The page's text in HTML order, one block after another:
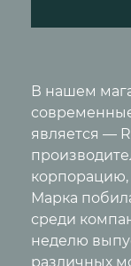
В нашем
является —
Марка
среди
неделю
различных